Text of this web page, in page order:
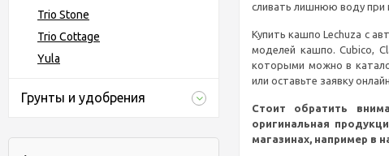
Trio Stone
Trio Cottage
Yula
Грунты и удобрения
сливать лишнюю воду при
Купить кашпо Lechuza с
моделей кашпо. Cubico,
которыми можно в
или оставьте заявку
Стоит обратить
оригинальная
магазинах, например в